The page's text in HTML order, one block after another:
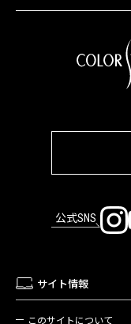
公式SNS
サイト情報
このサイトについて